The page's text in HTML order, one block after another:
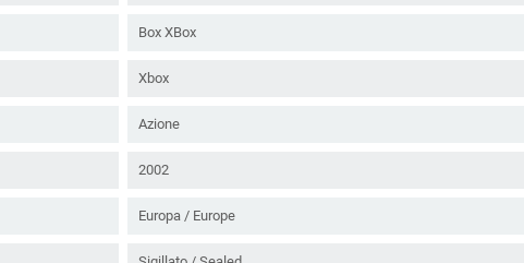
Box XBox
Xbox
Azione
2002
Europa / Europe